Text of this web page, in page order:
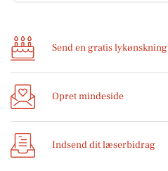
Send en gratis lykønskning
Opret mindeside
Indsend dit læserbidrag